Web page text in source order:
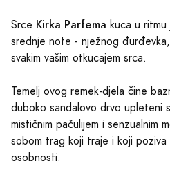
Srce Kirka Parfema kuca u
srednje note - nježnog
svakim vašim otkucajem srca.
Temelj ovog remek-djela čine
duboko sandalovo drvo upleteni
mističnim pačulijem i senzualnim
sobom trag koji traje i koji poziva
osobnosti.